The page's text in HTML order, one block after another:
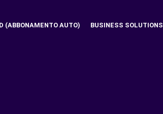
(ABBONAMENTO AUTO) BUSINESS SOLUTIONS